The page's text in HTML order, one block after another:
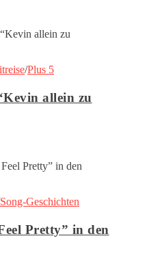
/Plus 5
allein zu
Song-Geschichten
Pretty” in den